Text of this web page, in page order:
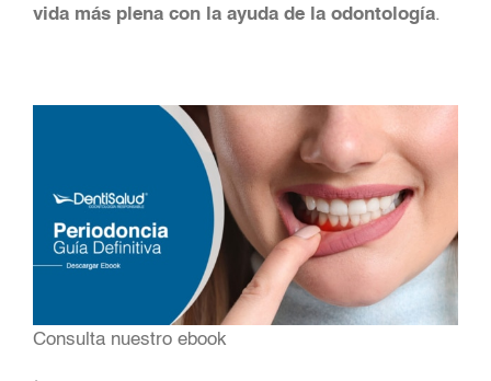
vida más plena con la ayuda de la odontología.
Consulta nuestro ebook